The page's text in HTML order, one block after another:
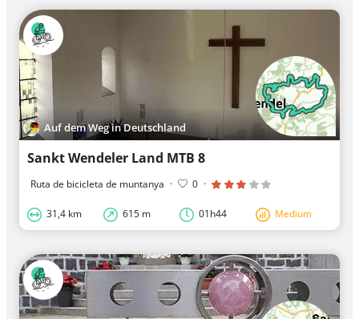
Auf dem Weg in Deutschland
Sankt Wendeler Land MTB 8
Ruta de bicicleta de muntanya · 0 ·
31,4 km 615 m 01h44 Medium